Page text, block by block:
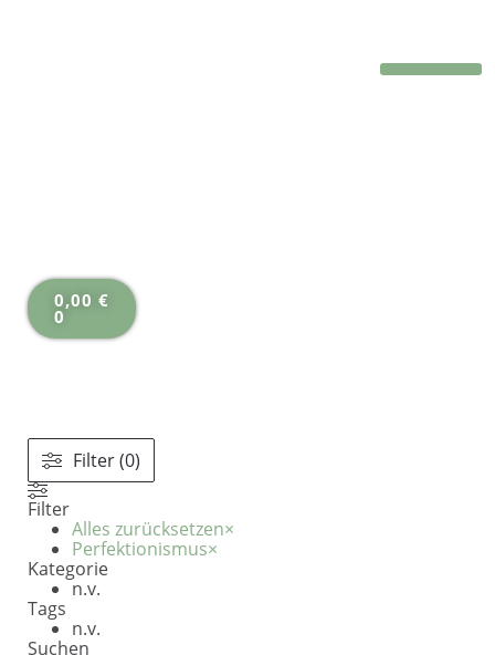
0,00 €
0
Filter (0)
Filter
Alles zurücksetzen×
Perfektionismus×
Kategorie
n.v.
Tags
n.v.
Suchen